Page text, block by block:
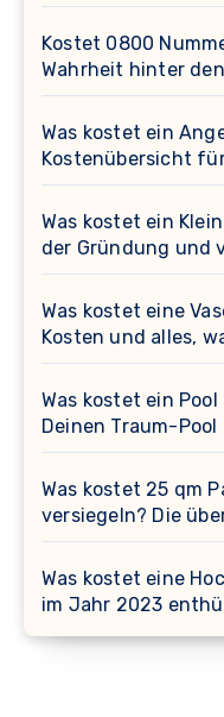
Kostet 0800
Wahrheit hinter
Was kostet ein
Kostenübersicht
Was kostet ein
der Gründung und
Was kostet eine
Kosten und alles,
Was kostet ein
Deinen Traum-Pool
Was kostet 25 qm
versiegeln? Die
Was kostet eine
im Jahr 2023